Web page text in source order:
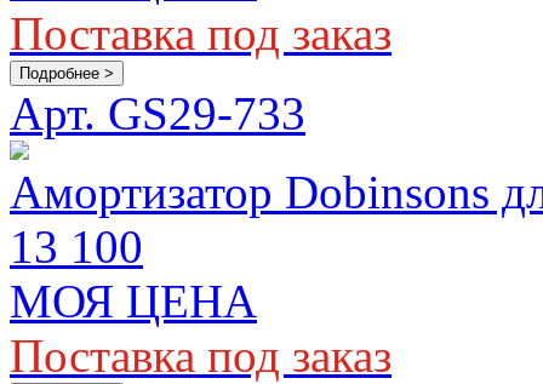
Поставка под заказ
Подробнее >
Арт. GS29-733
Амортизатор Dobinsons
13 100
МОЯ ЦЕНА
Поставка под заказ